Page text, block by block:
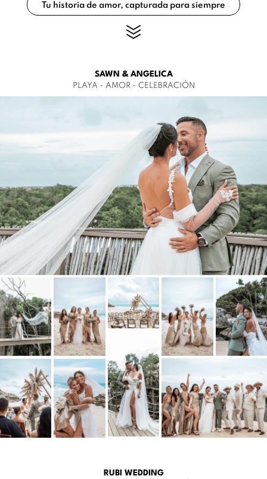
Tu historia de amor, capturada para siempre
SAWN & ANGELICA
PLAYA - AMOR - CELEBRACIÓN
RUBI WEDDING